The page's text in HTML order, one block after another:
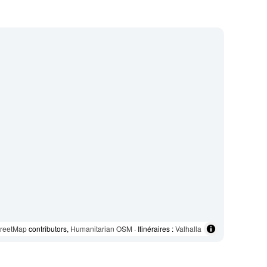
contributors, Humanitarian OSM · Itinéraires :Valhalla